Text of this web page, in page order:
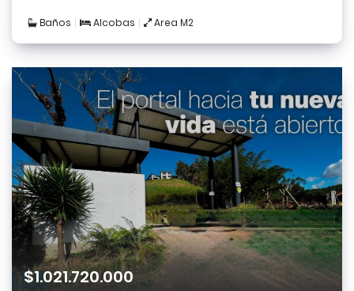
Baños Alcobas Area M2
$1.021.720.000